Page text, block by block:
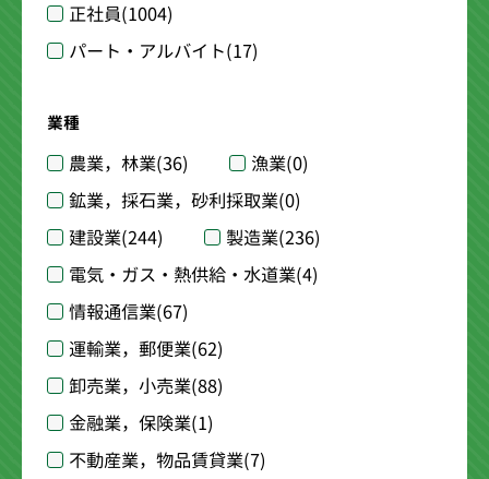
正社員(1004)
パート・アルバイト(17)
業種
農業，林業(36) 漁業(0)
鉱業，採石業，砂利採取業(0)
建設業(244) 製造業(236)
電気・ガス・熱供給・水道業(4)
情報通信業(67)
運輸業，郵便業(62)
卸売業，小売業(88)
金融業，保険業(1)
不動産業，物品賃貸業(7)